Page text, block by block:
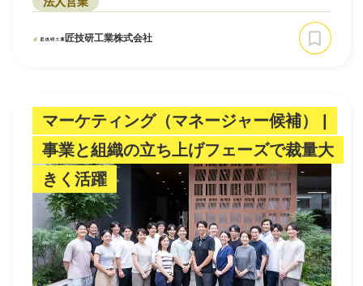
匠技研工業株式会社
マーケティング（マネージャー候補） |
事業と組織の立ち上げフェーズで裁量大
きく活躍